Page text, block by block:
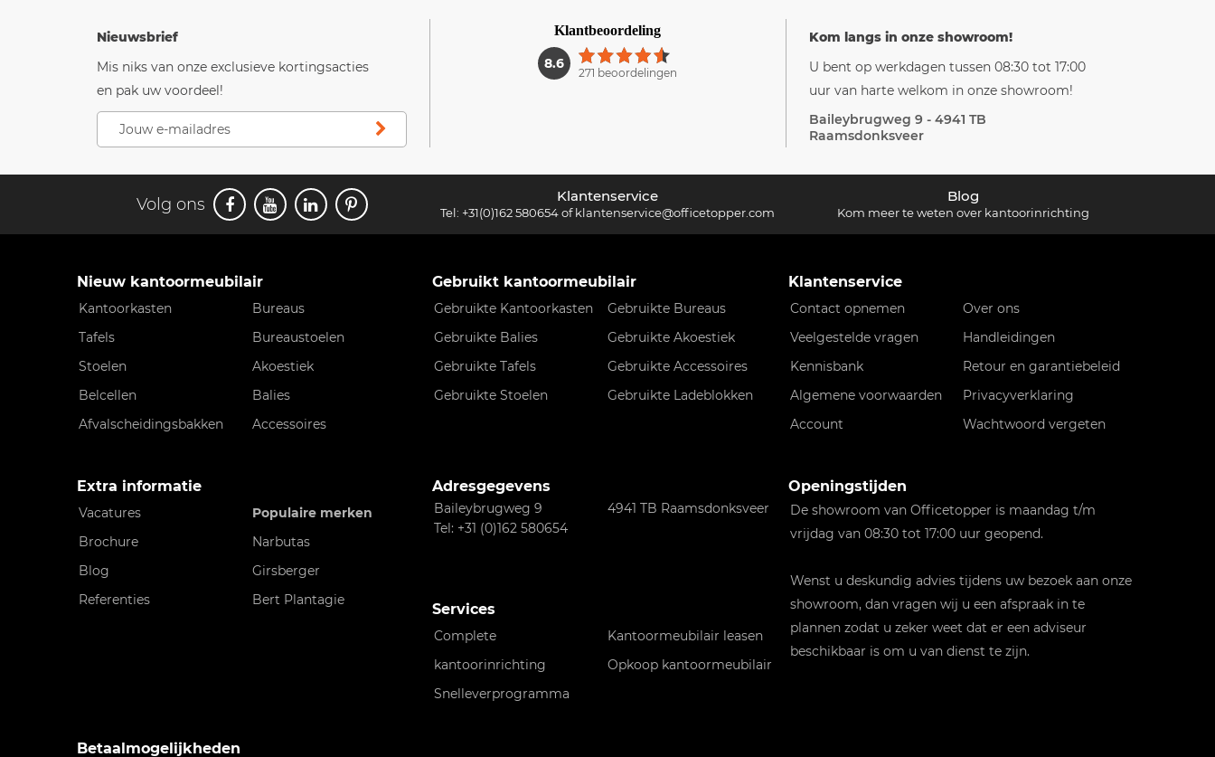
Nieuwsbrief
Mis niks van onze exclusieve kortingsacties
en pak uw voordeel!
Klantbeoordeling
8.6 1
271 beoordelingen
Kom langs in onze showroom!
U bent op werkdagen tussen 08:30 tot 17:00
uur van harte welkom in onze showroom!
Baileybrugweg 9 - 4941 TB
Raamsdonksveer
Volg ons Klantenservice
Tel: +31(0)162 580654ofklantenservice@officetopper.com
Blog
Kom meer te weten over kantoorinrichting
Nieuw kantoormeubilair
Kantoorkasten
Bureaus
Tafels
Bureaustoelen
Stoelen
Akoestiek
Belcellen
Balies
Afvalscheidingsbakken
Accessoires
Extra informatie
Vacatures
Populaire merken
Brochure
Narbutas
Blog
Girsberger
Referenties
Bert Plantagie
Betaalmogelijkheden
Gebruikt kantoormeubilair
Gebruikte Kantoorkasten
Gebruikte Bureaus
Gebruikte Balies
Gebruikte Akoestiek
Gebruikte Tafels
Gebruikte Accessoires
Gebruikte Stoelen
Gebruikte Ladeblokken
Adresgegevens
Baileybrugweg 9
4941 TB Raamsdonksveer
Tel: +31 (0)162 580654
Services
Complete
kantoorinrichting
Kantoormeubilair leasen
Opkoop kantoormeubilair
Snelleverprogramma
Klantenservice
Contact opnemen
Over ons
Veelgestelde vragen
Handleidingen
Kennisbank
Retour en garantiebeleid
Algemene voorwaarden
Privacyverklaring
Account
Wachtwoord vergeten
Openingstijden
De showroom van Officetopper is maandag t/m
vrijdag van 08:30 tot 17:00 uur geopend.
Wenst u deskundig advies tijdens uw bezoek aan onze
showroom, dan vragen wij u een afspraak in te
plannen zodat u zeker weet dat er een adviseur
beschikbaar is om u van dienst te zijn.